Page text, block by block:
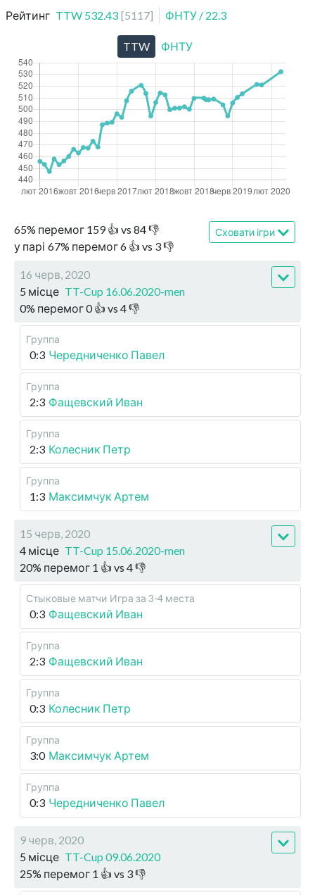
Рейтинг TTW 532.43 [5117] ФНТУ / 22.3
65% перемог 159👍 vs 84👎
у парі 67% перемог6 👍 vs 3👎
Сховати ігри
16 черв, 2020
5 місце TT-Cup 16.06.2020-men
0% перемог0👍 vs 4👎
Группа
0:3 Чередниченко Павел
Группа
2:3 Фащевский Иван
Группа
2:3 Колесник Петр
Группа
1:3 Максимчук Артем
15 черв, 2020
4 місце TT-Cup 15.06.2020-men
20% перемог 1 👍 vs 4👎
Стыковые матчи Игра за 3-4 места
0:3 Фащевский Иван
Группа
2:3 Фащевский Иван
Группа
0:3 Колесник Петр
Группа
3:0 Максимчук Артем
Группа
0:3 Чередниченко Павел
9 черв, 2020
5 місце TT-Cup 09.06.2020
25% перемог 1 👍 vs 3👎
TTW ФНТУ